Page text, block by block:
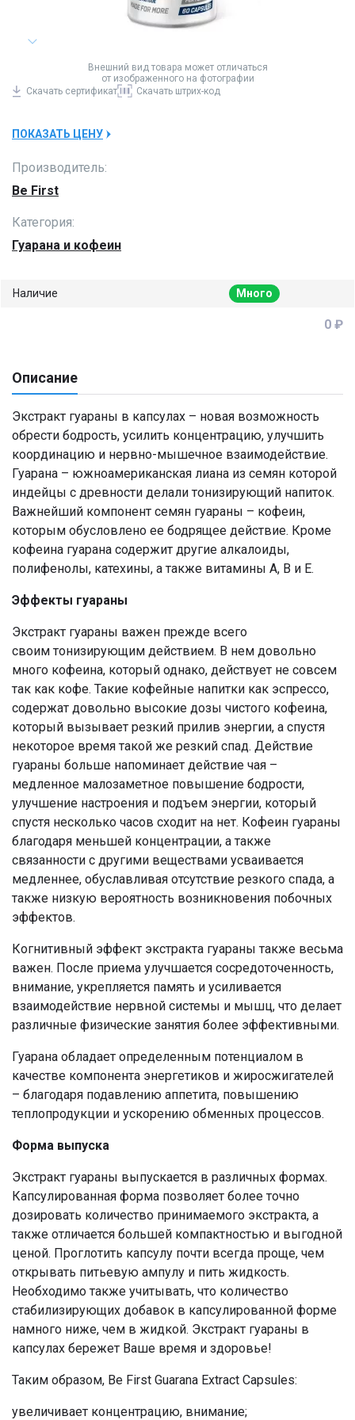
Внешний вид товара может отличаться
от изображенного на фотографии
Скачать сертификат Скачать штрих-код
ПОКАЗАТЬ ЦЕНУ
Производитель:
Be First
Категория:
Гуарана и кофеин
Наличие Много
0 ₽
Описание
Экстракт гуараны в капсулах – новая возможность
обрести бодрость, усилить концентрацию, улучшить
координацию и нервно-мышечное взаимодействие.
Гуарана – южноамериканская лиана из семян которой
индейцы с древности делали тонизирующий напиток.
Важнейший компонент семян гуараны – кофеин,
которым обусловлено ее бодрящее действие. Кроме
кофеина гуарана содержит другие алкалоиды,
полифенолы, катехины, а также витамины А, В и Е.
Эффекты гуараны
Экстракт гуараны важен прежде всего
своим тонизирующим действием. В нем довольно
много кофеина, который однако, действует не совсем
так как кофе. Такие кофейные напитки как эспрессо,
содержат довольно высокие дозы чистого кофеина,
который вызывает резкий прилив энергии, а спустя
некоторое время такой же резкий спад. Действие
гуараны больше напоминает действие чая –
медленное малозаметное повышение бодрости,
улучшение настроения и подъем энергии, который
спустя несколько часов сходит на нет. Кофеин гуараны
благодаря меньшей концентрации, а также
связанности с другими веществами усваивается
медленнее, обуславливая отсутствие резкого спада, а
также низкую вероятность возникновения побочных
эффектов.
Когнитивный эффект экстракта гуараны также весьма
важен. После приема улучшается сосредоточенность,
внимание, укрепляется память и усиливается
взаимодействие нервной системы и мышц, что делает
различные физические занятия более эффективными.
Гуарана обладает определенным потенциалом в
качестве компонента энергетиков и жиросжигателей
– благодаря подавлению аппетита, повышению
теплопродукции и ускорению обменных процессов.
Форма выпуска
Экстракт гуараны выпускается в различных формах.
Капсулированная форма позволяет более точно
дозировать количество принимаемого экстракта, а
также отличается большей компактностью и выгодной
ценой. Проглотить капсулу почти всегда проще, чем
открывать питьевую ампулу и пить жидкость.
Необходимо также учитывать, что количество
стабилизирующих добавок в капсулированной форме
намного ниже, чем в жидкой. Экстракт гуараны в
капсулах бережет Ваше время и здоровье!
Таким образом, Be First Guarana Extract Capsules:
увеличивает концентрацию, внимание;